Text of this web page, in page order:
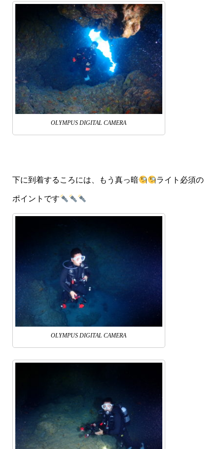
OLYMPUS DIGITAL CAMERA
下に到着するころには、もう真っ暗 ライト必須の
ポイントです
OLYMPUS DIGITAL CAMERA